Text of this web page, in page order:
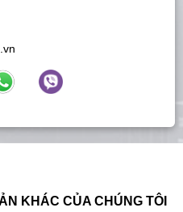
KHÁC CỦA CHÚNG TÔI